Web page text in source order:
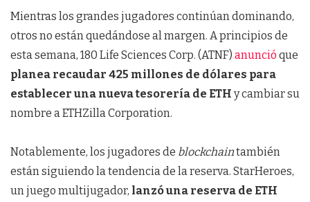
Mientras los grandes jugadores continúan dominando,
otros no están quedándose al margen. A principios de
esta semana, 180 Life Sciences Corp. (ATNF) anunció que
planea recaudar 425 millones de dólares para
establecer una nueva tesorería de ETH y cambiar su
nombre a ETHZilla Corporation.
Notablemente, los jugadores de blockchaintambién
están siguiendo la tendencia de la reserva. StarHeroes,
un juego multijugador, lanzó una reserva de ETH